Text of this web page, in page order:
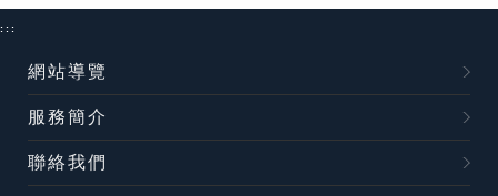
:::
網站導覽
服務簡介
聯絡我們